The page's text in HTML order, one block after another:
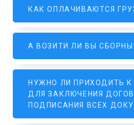
КАК ОПЛАЧИВАЮТСЯ
А ВОЗИТИ ЛИ ВЫ
НУЖНО ЛИ ПРИХОДИТЬ
ДЛЯ ЗАКЛЮЧЕНИЯ
ПОДПИСАНИЯ ВСЕХ